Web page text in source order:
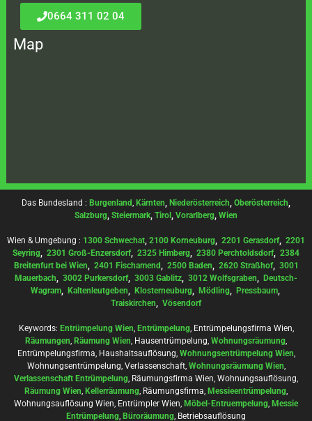
0664 311 02 04
Map
Das Bundesland : Burgenland, Kärnten, Niederösterreich, Oberösterreich,
Salzburg, Steiermark, Tirol , Vorarlberg, Wien
Wien & Umgebung : 1300 Schwechat, 2100 Korneuburg, 2201 Gerasdorf, 2201
Seyring, 2301 Groß-Enzersdorf, 2325 Himberg, 2380 Perchtoldsdorf, 2384
Breitenfurt bei Wien, 2401 Fischamend, 2500 Baden, 2620 Straßhof, 3001
Mauerbach, 3002 Purkersdorf, 3003 Gablitz, 3012 Wolfsgraben, Deutsch-
Wagram, Kaltenleutgeben, Klosterneuburg, Mödling, Pressbaum,
Traiskirchen, Vösendorf
Keywords: Entrümpelung Wien, Entrümpelung, Entrümpelungsfirma Wien,
Räumungen, Räumung Wien, Hausentrümpelung, Wohnungsräumung,
Entrümpelungsfirma, Haushaltsauflösung, Wohnungsentrümpelung Wien,
Wohnungsentrümpelung, Verlassenschaft, Wohnungsräumung Wien,
Verlassenschaft Entrümpelung, Räumungsfirma Wien, Wohnungsauflösung,
Räumung Wien, Kellerräumung, Räumungsfirma, Messieentrümpelung,
Wohnungsauflösung Wien, Entrümpler Wien, Möbel-Entruempelung, Messie
Entrümpelung, Büroräumung, Betriebsauflösung